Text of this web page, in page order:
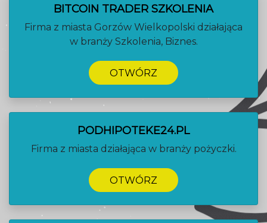
BITCOIN TRADER SZKOLENIA
Firma z miasta Gorzów Wielkopolski działająca
w branży Szkolenia, Biznes.
OTWÓRZ
PODHIPOTEKE24.PL
Firma z miasta działająca w branży pożyczki.
OTWÓRZ